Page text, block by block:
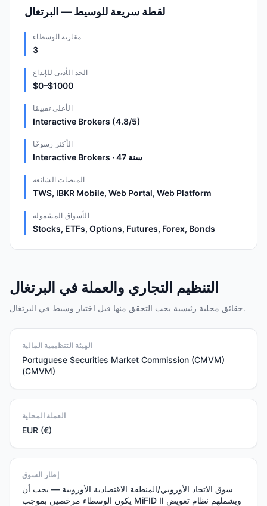
لقطة سريعة للوسيط — البرتغال
مقارنة الوسطاء
3
الحد الأدنى للإيداع
$0–$1000
الأعلى تقييمًا
Interactive Brokers (4.8/5)
الأكثر رسوخًا
Interactive Brokers · 47 سنة
المنصات الشائعة
TWS, IBKR Mobile, Web Portal, Web Platform
الأسواق المشمولة
Stocks, ETFs, Options, Futures, Forex, Bonds
التنظيم التجاري والعملة في البرتغال
حقائق محلية رئيسية يجب التحقق منها قبل اختيار وسيط في البرتغال.
الهيئة التنظيمية المالية
Portuguese Securities Market Commission (CMVM)
(CMVM)
العملة المحلية
EUR (€)
إطار السوق
سوق الاتحاد الأوروبي/المنطقة الاقتصادية الأوروبية — يجب أن
يكون الوسطاء مرخصين بموجب MiFID II ويشملهم نظام تعويض